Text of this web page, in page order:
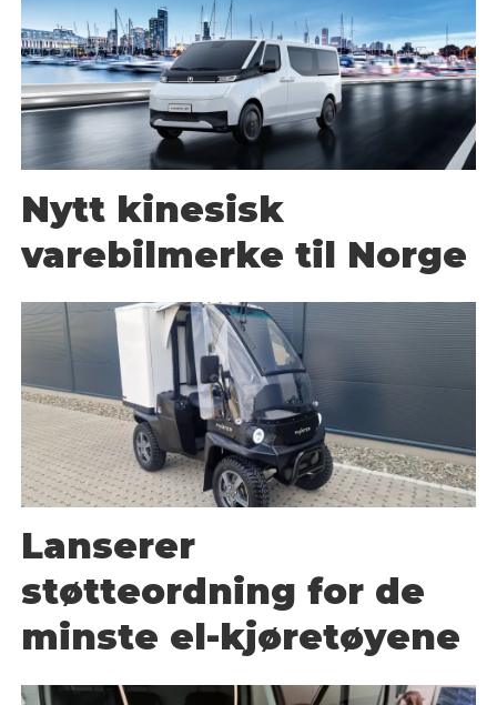
Nytt kinesisk
varebilmerke til Norge
Lanserer
støtteordning for de
minste el-kjøretøyene